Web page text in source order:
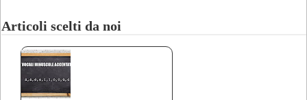
Articoli scelti da noi